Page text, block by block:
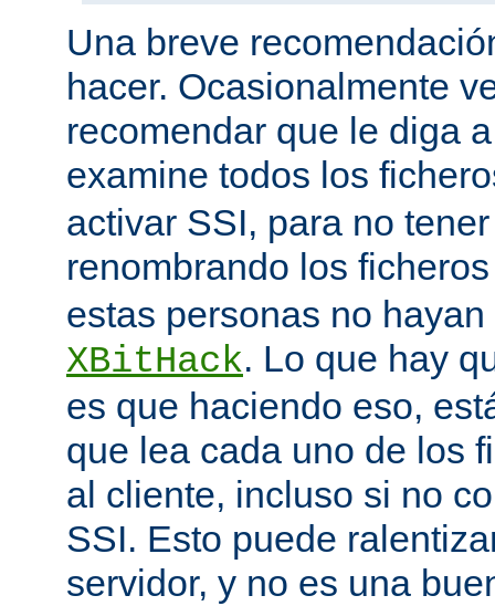
Una breve
hacer. Ocasionalmente
recomendar que le diga
examine todos los
activar SSI, para no
renombrando los
estas personas no
XBitHack. Lo que hay
es que haciendo eso,
que lea cada uno de los
al cliente, incluso si no
SSI. Esto puede
servidor, y no es una